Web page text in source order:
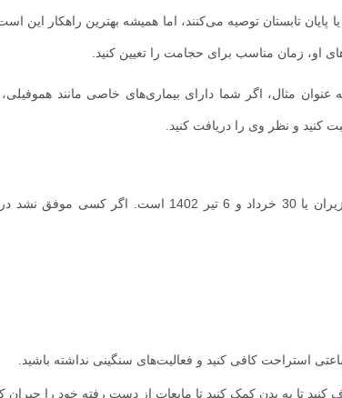
تابستان توصیه می‌کنند، اما همیشه بهترین راهکار این است
زمان مناسب برای حجامت را تعیین کنید.
مثال، اگر شما دارای بیماری‌های خاصی مانند هموفیلی،
کنید و نظر وی را دریافت کنید.
استراحت کافی کنید و فعالیت‌های سنگینی نداشته باشید.
تا به بدن کمک کنید تا مایعات از دست رفته خود را جبران